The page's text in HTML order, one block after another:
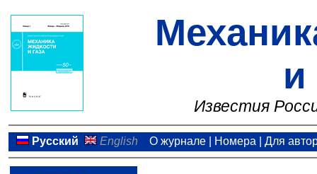
и
Известия
Русский English О журнале| Номера Для